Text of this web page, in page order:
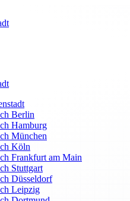
Berlin
Hamburg
München
Köln
Frankfurt am Main
Stuttgart
Düsseldorf
Leipzig